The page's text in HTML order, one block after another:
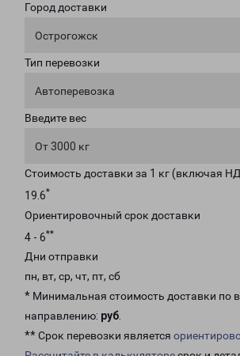
Город доставки
Острогожск
Тип перевозки
Автоперевозка
Введите вес
От 3000 кг
Стоимость доставки за 1 кг (включая
19.6*
Ориентировочный срок доставки
4 - 6**
Дни отправки
пн, вт, ср, чт, пт, сб
* Минимальная стоимость доставки по
направлению: руб.
** Срок перевозки является